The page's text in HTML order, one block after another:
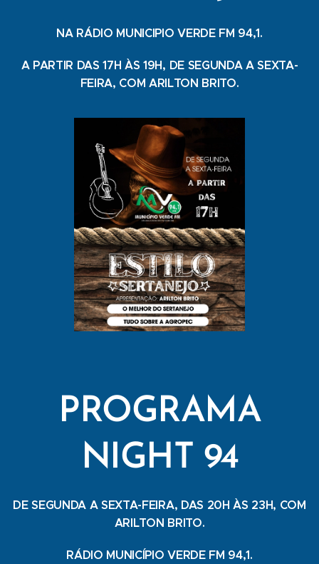
NA RÁDIO MUNICIPIO VERDE FM 94,1.
A PARTIR DAS 17H ÀS 19H, DE SEGUNDA A SEXTA-
FEIRA, COM ARILTON BRITO.
PROGRAMA
NIGHT 94
DE SEGUNDA A SEXTA-FEIRA, DAS 20H ÀS 23H, COM
ARILTON BRITO.
RÁDIO MUNICÍPIO VERDE FM 94,1.